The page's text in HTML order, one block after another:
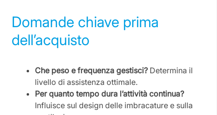
Domande chiave prima
dell’acquisto
Che peso e frequenza gestisci? Determina il
livello di assistenza ottimale.
Per quanto tempo dura l’attività continua?
Influisce sul design delle imbracature e sulla